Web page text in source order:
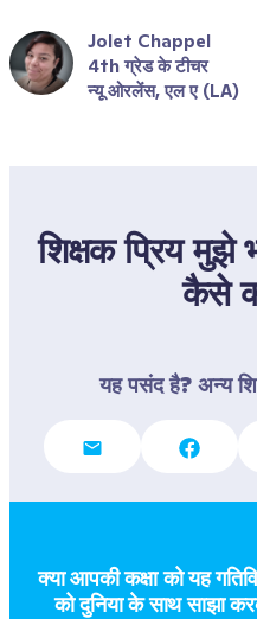
Jolet Chappel
4th ग्रेड के टीचर
न्यू ओरलेंस, एल ए (LA)
शिक्षक प्रिय मुझे
कैसे
यह पसंद है? अन्य
क्या आपकी कक्षा को यह
को दुनिया के साथ साझा